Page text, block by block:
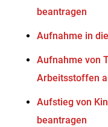
beantragen
Aufnahme in
Aufnahme von
Arbeitsstoffen
Aufstieg von
beantragen